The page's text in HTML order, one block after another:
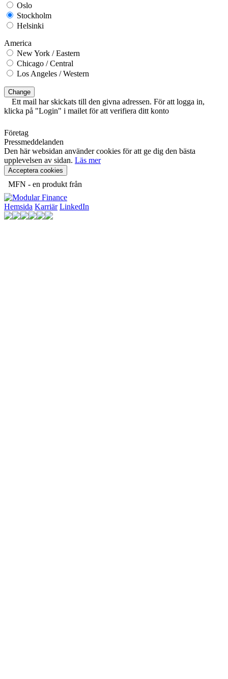
Oslo
Stockholm
Helsinki
America
New York / Eastern
Chicago / Central
Los Angeles / Western
Change
Ett mail har skickats till den givna adressen. För att logga in,
klicka på "Login" i mailet för att verifiera ditt konto
Företag
Pressmeddelanden
Den här websidan använder cookies för att ge dig den bästa
upplevelsen av sidan. Läs mer
Acceptera cookies
MFN - en produkt från
Hemsida Karriär LinkedIn